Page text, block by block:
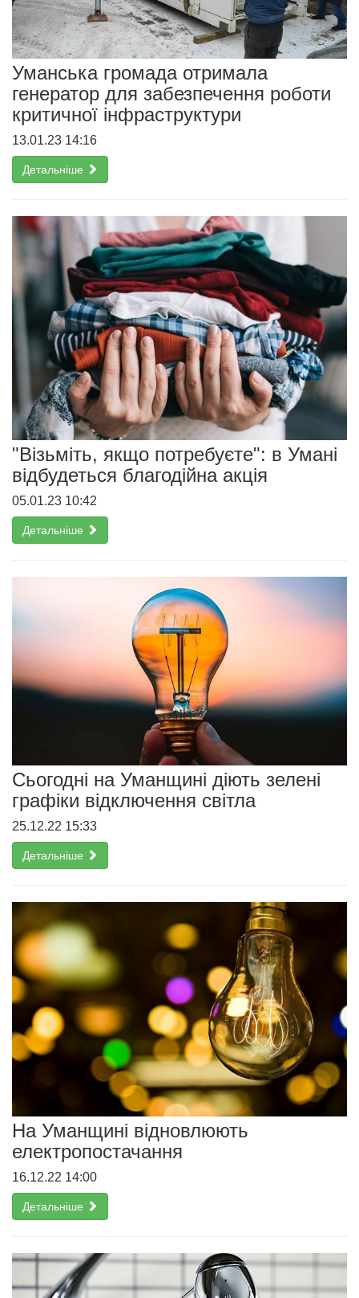
Уманська громада отримала
генератор для забезпечення роботи
критичної інфраструктури
13.01.23 14:16
Детальніше
"Візьміть, якщо потребуєте": в Умані
відбудеться благодійна акція
05.01.23 10:42
Детальніше
Сьогодні на Уманщині діють зелені
графіки відключення світла
25.12.22 15:33
Детальніше
На Уманщині відновлюють
електропостачання
16.12.22 14:00
Детальніше